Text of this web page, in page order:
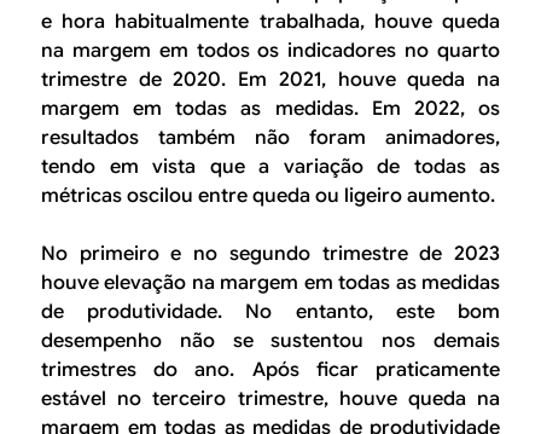
e hora habitualmente trabalhada, houve queda
na margem em todos os indicadores no quarto
trimestre de 2020. Em 2021, houve queda na
margem em todas as medidas. Em 2022, os
resultados também não foram animadores,
tendo em vista que a variação de todas as
métricas oscilou entre queda ou ligeiro aumento.
No primeiro e no segundo trimestre de 2023
houve elevação na margem em todas as medidas
de produtividade. No entanto, este bom
desempenho não se sustentou nos demais
trimestres do ano. Após ficar praticamente
estável no terceiro trimestre, houve queda na
margem em todas as medidas de produtividade